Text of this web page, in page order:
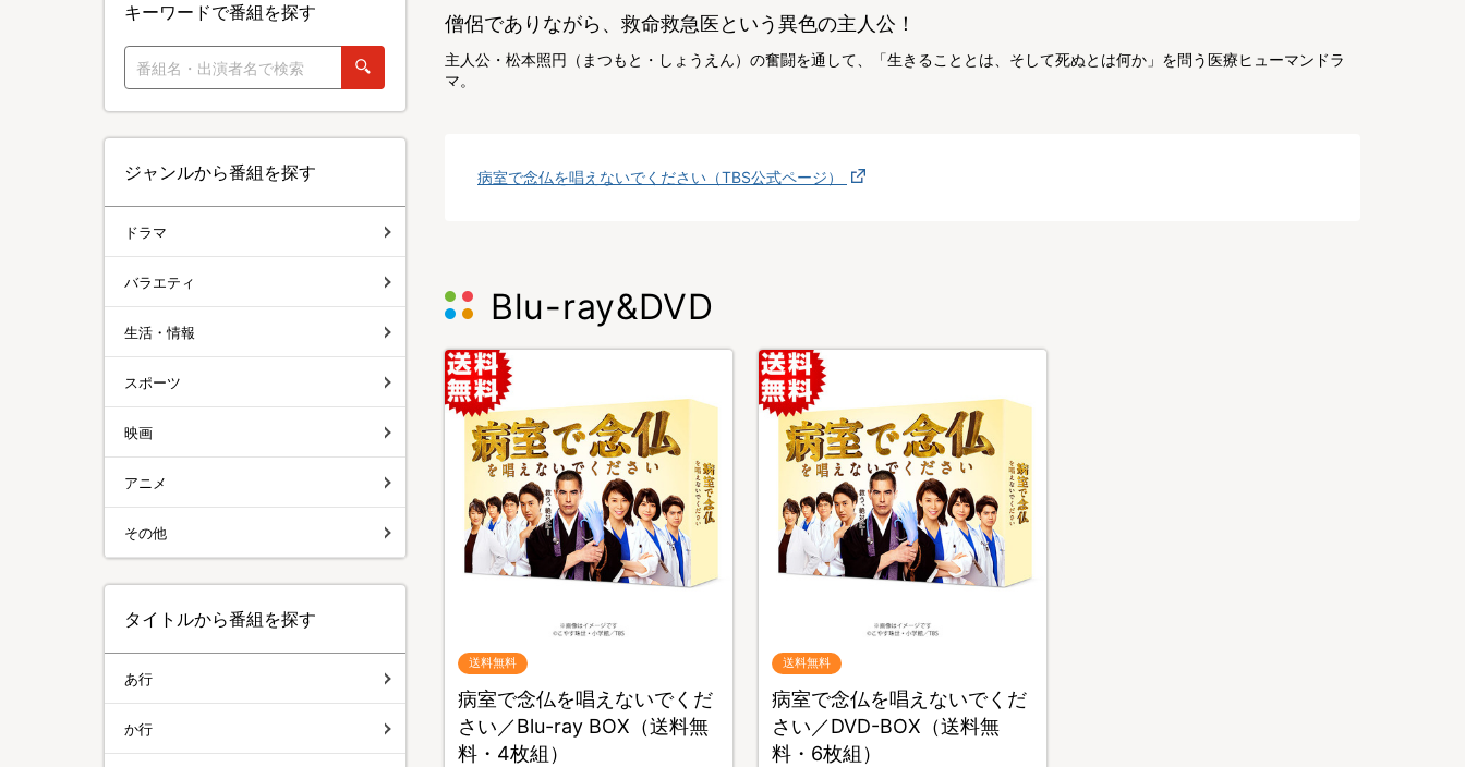
僧侶でありながら、救命救急医という異色の主人公！
主人公・松本照円（まつもと・しょうえん）の奮闘を通して、「生きることとは、そして死ぬとは何か」を問う医療ヒューマンドラ
マ。
病室で念仏を唱えないでください（TBS公式ページ）
Blu-ray&DVD
送料無料
病室で念仏を唱えないでくだ
さい／Blu-ray BOX（送料無
料・4枚組）
送料無料
病室で念仏を唱えないでくだ
さい／DVD-BOX（送料無
料・6枚組）
キーワードで番組を探す
ジャンルから番組を探す
ドラマ
バラエティ
生活・情報
スポーツ
映画
アニメ
その他
タイトルから番組を探す
あ行
か行